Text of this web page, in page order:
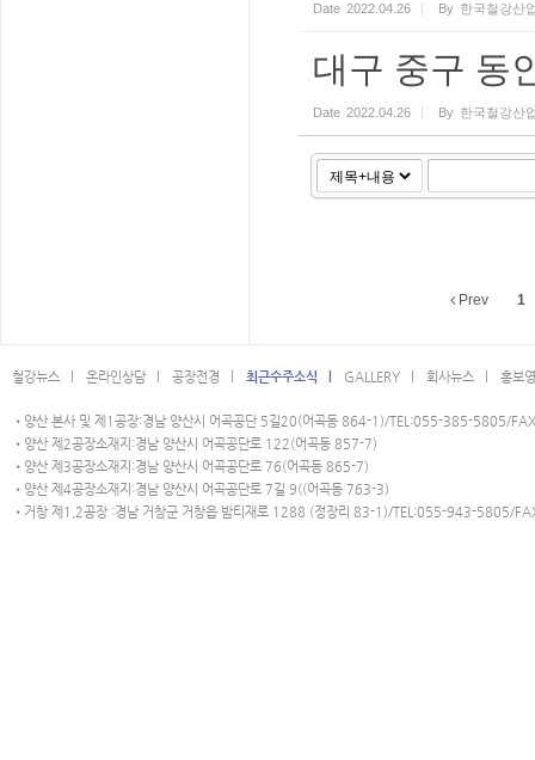
Date 2022.04.26 By 한국철강산
대구 중구 동
Date 2022.04.26 By 한국철강산
Prev 1
철강뉴스 l 온라인상담 l 공장전경 l 최근수주소식 l GALLERY l 회사뉴스 l 홍보
•양산 본사 및 제1공장:경남 양산시 어곡공단 5길20(어곡동 864-1)/TEL:055-385-5805/
•양산 제2공장소재지:경남 양산시 어곡공단로 122(어곡동 857-7)
•양산 제3공장소재지:경남 양산시 어곡공단로 76(어곡동 865-7)
•양산 제4공장소재지:경남 양산시 어곡공단로 7길 9((어곡동 763-3)
•거창 제1,2공장 :경남 거창군 거창읍 밤티재로 1288 (정장리 83-1)/TEL:055-943-5805/